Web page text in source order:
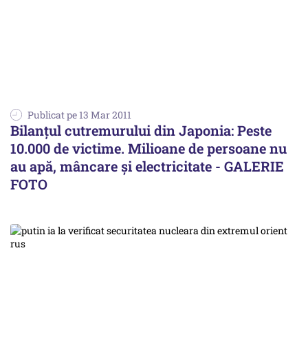
Publicat pe 13 Mar 2011
Bilanţul cutremurului din Japonia: Peste
10.000 de victime. Milioane de persoane nu
au apă, mâncare și electricitate - GALERIE
FOTO